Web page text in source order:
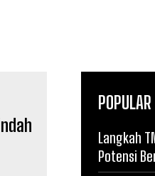
Langkah
Potensi